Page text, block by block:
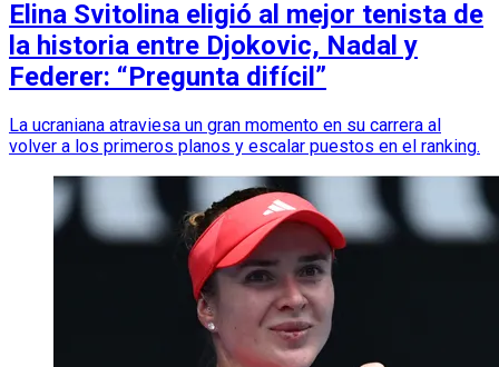
Elina Svitolina eligió al mejor tenista de
la historia entre Djokovic, Nadal y
Federer: “Pregunta difícil”
La ucraniana atraviesa un gran momento en su carrera al
volver a los primeros planos y escalar puestos en el ranking.